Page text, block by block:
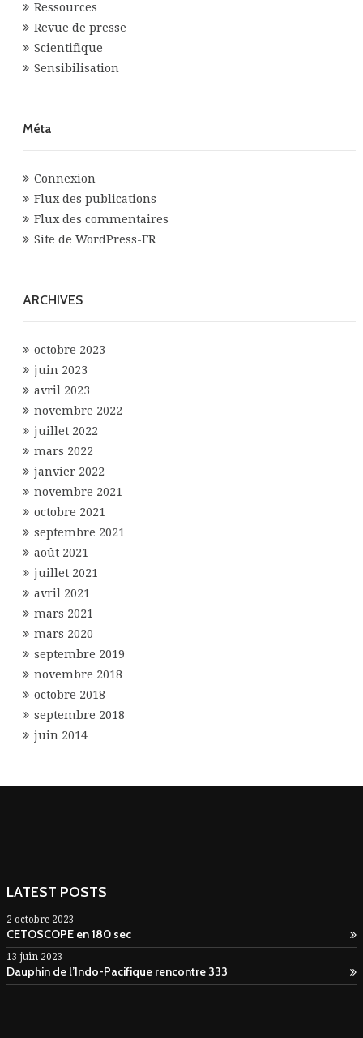
Ressources
Revue de presse
Scientifique
Sensibilisation
Méta
Connexion
Flux des publications
Flux des commentaires
Site de WordPress-FR
ARCHIVES
octobre 2023
juin 2023
avril 2023
novembre 2022
juillet 2022
mars 2022
janvier 2022
novembre 2021
octobre 2021
septembre 2021
août 2021
juillet 2021
avril 2021
mars 2021
mars 2020
septembre 2019
novembre 2018
octobre 2018
septembre 2018
juin 2014
LATEST POSTS
2 octobre 2023
CETOSCOPE en 180 sec
13 juin 2023
Dauphin de l’Indo-Pacifique rencontre 333